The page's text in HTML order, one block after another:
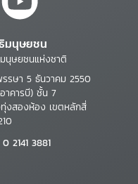
มนุษยชน
นุษยชนแห่งชาติ
รษา 5 ธันวาคม 2550
าคารบี) ชั้น 7
งสองห้อง เขตหลักสี่
2141 3881